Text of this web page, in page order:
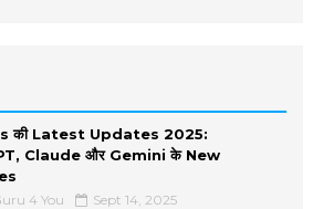
की Latest Updates 2025:
Claude और Gemini के New
4 You Sept 14, 2025